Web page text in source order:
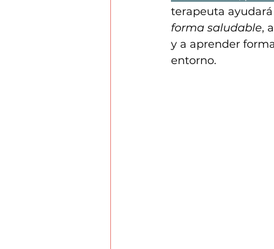
terapeuta
forma saludable,
y a aprender
entorno.